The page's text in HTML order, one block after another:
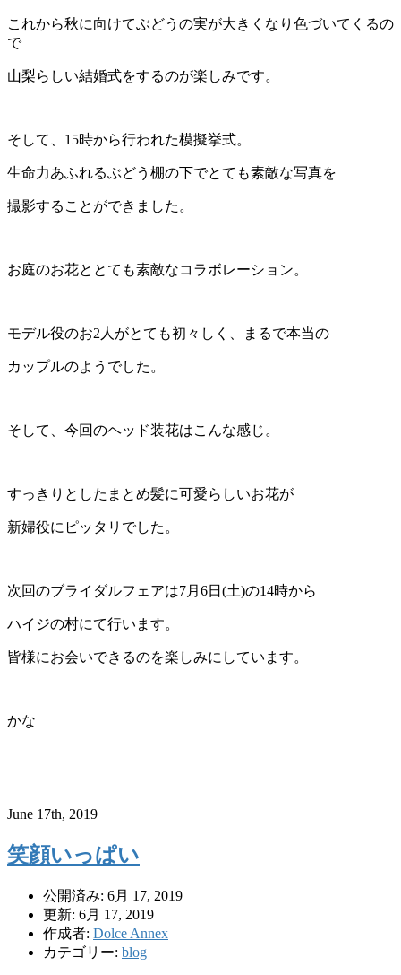
これから秋に向けてぶどうの実が大きくなり色づいてくるの
で
山梨らしい結婚式をするのが楽しみです。
そして、15時から行われた模擬挙式。
生命力あふれるぶどう棚の下でとても素敵な写真を
撮影することができました。
お庭のお花ととても素敵なコラボレーション。
モデル役のお2人がとても初々しく、まるで本当の
カップルのようでした。
そして、今回のヘッド装花はこんな感じ。
すっきりとしたまとめ髪に可愛らしいお花が
新婦役にピッタリでした。
次回のブライダルフェアは7月6日(土)の14時から
ハイジの村にて行います。
皆様にお会いできるのを楽しみにしています。
かな
June 17th, 2019
笑顔いっぱい
公開済み: 6月 17, 2019
更新: 6月 17, 2019
作成者: Dolce Annex
カテゴリー: blog